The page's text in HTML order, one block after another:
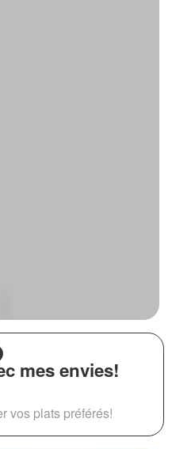
mes envies!
vos plats préférés!